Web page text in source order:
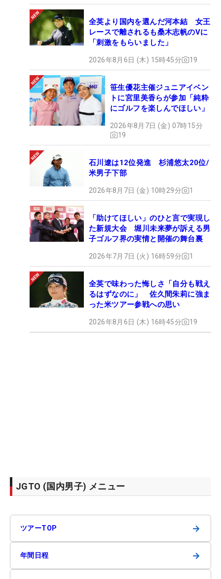
全英より国内を選んだ河本結 女王
レースで離されるも桑木志帆のVに
「刺激をもらいました」
2026年8月6日 (木) 15時45分 19
笹生優花主催ジュニアイベン
トに宮里美香らが参加「純粋
にゴルフを楽しんでほしい」
2026年8月7日 (金) 07時15分
19
石川遼は12位発進 杉浦悠太20位/
米男子下部
2026年8月7日 (金) 10時29分 1
「助けてほしい」のひと言で実現し
た新規大会 堀川未来夢が訴える男
子ゴルフ界の実情と開催の舞台裏
2026年7月7日 (火) 16時59分 1
全英で味わった悔しさ「自分も戦え
るはずなのに」 佐久間朱莉に強ま
った米ツアー参戦への思い
2026年8月6日 (木) 16時45分 19
JGTO (国内男子) メニュー
ツアーTOP →
年間日程 →